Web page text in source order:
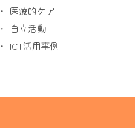
医療的ケア
自立活動
ICT活用事例